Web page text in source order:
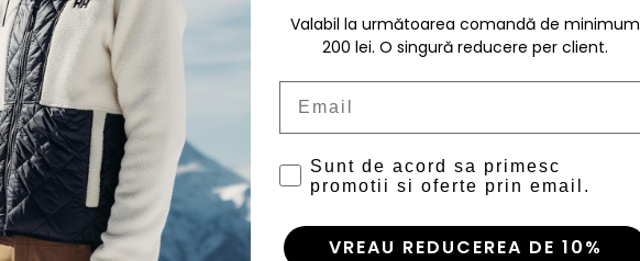
Valabil la următoarea comandă de minimum
200 lei. O singură reducere per client.
Sunt de acord sa primesc
promotii si oferte prin email.
VREAU REDUCEREA DE 10%